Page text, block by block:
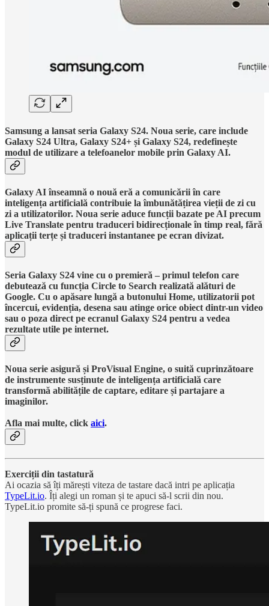
Samsung a lansat seria Galaxy S24. Noua serie, care include
Galaxy S24 Ultra, Galaxy S24+ și Galaxy S24, redefinește
modul de utilizare a telefoanelor mobile prin Galaxy AI.
Galaxy AI înseamnă o nouă eră a comunicării în care
inteligența artificială contribuie la îmbunătățirea vieții de zi cu
zi a utilizatorilor. Noua serie aduce funcții bazate pe AI precum
Live Translate pentru traduceri bidirecționale în timp real, fără
aplicații terțe și traduceri instantanee pe ecran divizat.
Seria Galaxy S24 vine cu o premieră – primul telefon care
debutează cu funcția Circle to Search realizată alături de
Google. Cu o apăsare lungă a butonului Home, utilizatorii pot
încercui, evidenția, desena sau atinge orice obiect dintr-un video
sau o poza direct pe ecranul Galaxy S24 pentru a vedea
rezultate utile pe internet.
Noua serie asigură și ProVisual Engine, o suită cuprinzătoare
de instrumente susținute de inteligența artificială care
transformă abilitățile de captare, editare și partajare a
imaginilor.
Afla mai multe, click aici.
Exerciții din tastatură
Ai ocazia să îți mărești viteza de tastare dacă intri pe aplicația
TypeLit.io. Îți alegi un roman și te apuci să-l scrii din nou.
TypeLit.io promite să-ți spună ce progrese faci.